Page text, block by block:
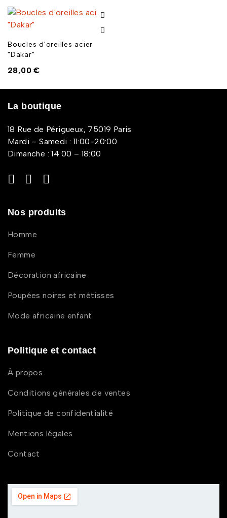
Boucles d'oreilles acier
"Dakar"
28,00€
La boutique
18 Rue de Périgueux, 75019 Paris
Mardi – Samedi : 11:00-20:00
Dimanche : 14:00 – 18:00
Nos produits
Homme
Femme
Décoration africaine
Poupées noires et métisses
Mode africaine enfant
Politique et contact
À propos
Conditions générales de ventes
Politique de confidentialité
Mentions légales
Contact